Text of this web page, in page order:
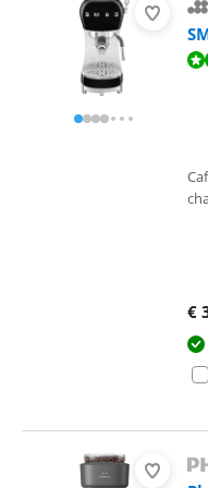
La note est de 8,4 sur 10,
€